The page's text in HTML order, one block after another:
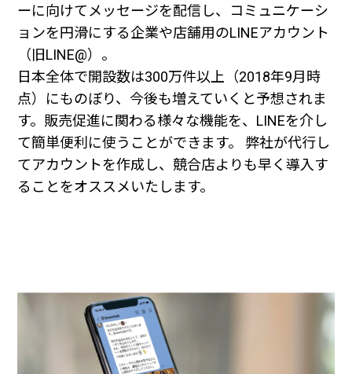
ーに向けてメッセージを配信し、コミュニケーシ
ョンを円滑にする企業や店舗用のLINEアカウント
（旧LINE@）。
日本全体で開設数は300万件以上（2018年9月時
点）にものぼり、今後も増えていくと予想されま
す。販売促進に関わる様々な機能を、LINEを介し
て簡単便利に使うことができます。 弊社が代行し
てアカウントを作成し、競合店よりも早く導入す
ることをオススメいたします。